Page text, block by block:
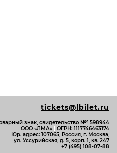
tickets@lbilet.ru
знак, свидетельство №º 598944
ООО «ЛМА» | ОГРН: 1117746463174
Юр. адрес: 107065, Россия, г. Москва,
ул. Уссурийская, д. 5, корп. 1, кв. 247
+7 (495) 108-07-88